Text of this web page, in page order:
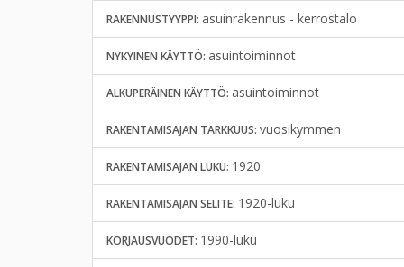
RAKENNUSTYYPPI: asuinrakennus - kerrostalo
NYKYINEN KÄYTTÖ: asuintoiminnot
ALKUPERÄINEN KÄYTTÖ: asuintoiminnot
RAKENTAMISAJAN TARKKUUS: vuosikymmen
RAKENTAMISAJAN LUKU: 1920
RAKENTAMISAJAN SELITE: 1920-luku
KORJAUSVUODET: 1990-luku